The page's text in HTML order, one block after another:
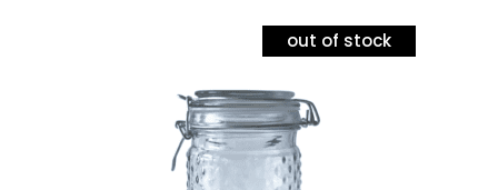
out of stock